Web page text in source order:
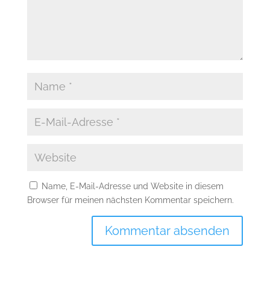
Name, E-Mail-Adresse und Website in diesem
Browser für meinen nächsten Kommentar speichern.